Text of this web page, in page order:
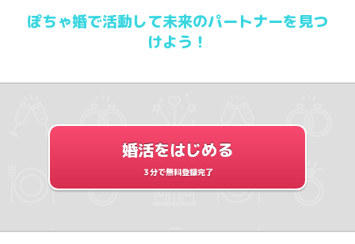
ぽちゃ婚で活動して未来のパートナーを見つ
けよう！
婚活をはじめる
３分で無料登録完了